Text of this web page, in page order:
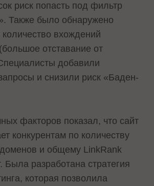
риск попасть под фильтр
Также было обнаружено
количество вхождений
отставание от
добавили
и снизили риск «Баден-
факторов показал, что сайт
конкурентам по количеству
и общему LinkRank
Была разработана стратегия
которая позволила